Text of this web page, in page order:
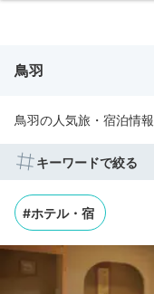
鳥羽
鳥羽の人気旅・宿泊情報
キーワードで絞る
#ホテル・宿